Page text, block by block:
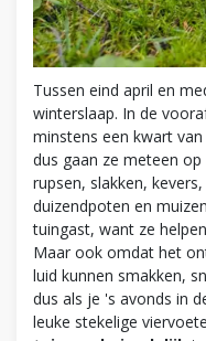
Tussen eind april en
winterslaap. In de
minstens een kwart
dus gaan ze meteen
rupsen, slakken,
duizendpoten en
tuingast, want ze
Maar ook omdat het
luid kunnen smakken,
dus als je 's avonds in
leuke stekelige